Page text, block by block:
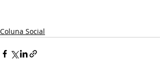
Coluna Social